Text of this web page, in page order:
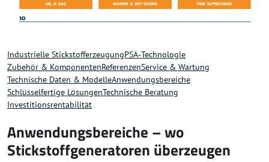
Industrielle StickstofferzeugungPSA‑Technologie
Zubehör & KomponentenReferenzenService & Wartung
Technische Daten & ModelleAnwendungsbereiche
Schlüsselfertige LösungenTechnische Beratung
Investitionsrentabilität
Anwendungsbereiche – wo
Stickstoffgeneratoren überzeugen